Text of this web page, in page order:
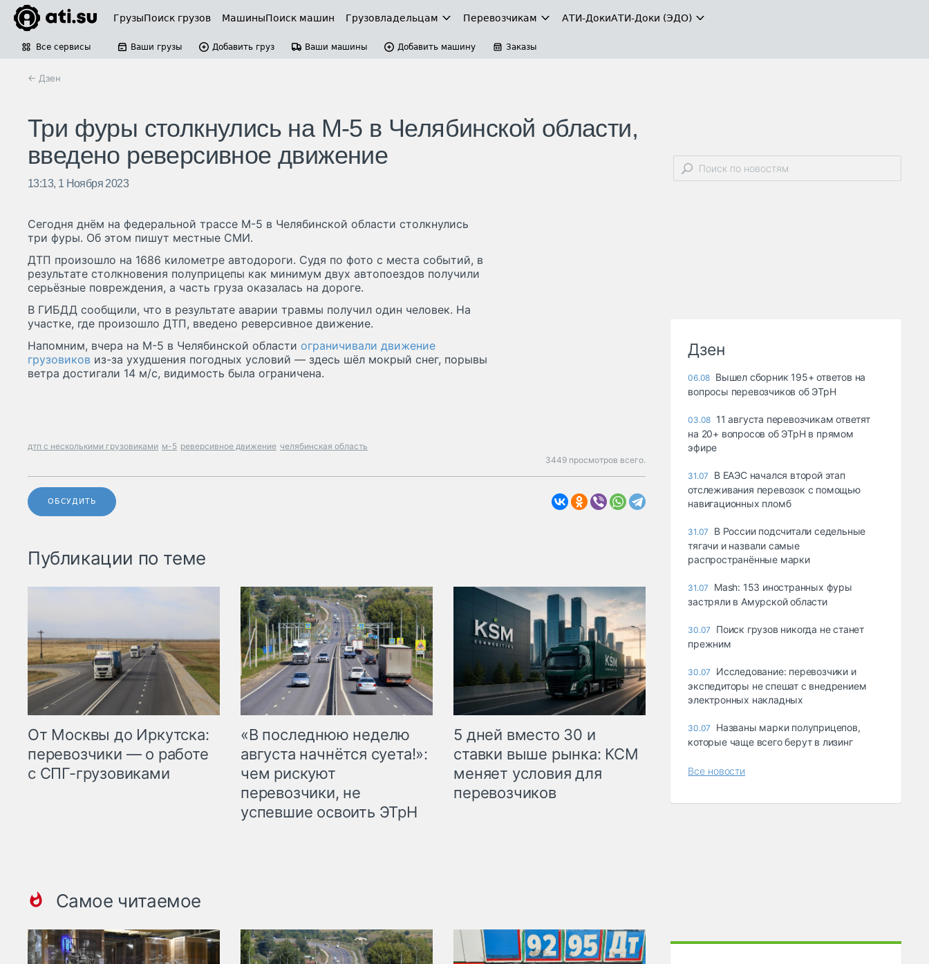
ГрузыПоиск грузов МашиныПоиск машин Грузовладельцам Перевозчикам АТИ-ДокиАТИ-Доки (ЭДО)
Все сервисы Ваши грузы Добавить груз Ваши машины Добавить машину Заказы
← Дзен
Три фуры столкнулись на М-5 в Челябинской области,
введено реверсивное движение
13:13, 1 Ноября 2023
Сегодня днём на федеральной трассе М-5 в Челябинской области столкнулись
три фуры. Об этом пишут местные СМИ.
ДТП произошло на 1686 километре автодороги. Судя по фото с места событий, в
результате столкновения полуприцепы как минимум двух автопоездов получили
серьёзные повреждения, а часть груза оказалась на дороге.
В ГИБДД сообщили, что в результате аварии травмы получил один человек. На
участке, где произошло ДТП, введено реверсивное движение.
Напомним, вчера на М-5 в Челябинской области ограничивали движение
грузовиков из-за ухудшения погодных условий — здесь шёл мокрый снег, порывы
ветра достигали 14 м/c, видимость была ограничена.
дтп с несколькими грузовиками м-5 реверсивное движение челябинская область
3449 просмотров всего.
ОБСУДИТЬ
Публикации по теме
От Москвы до Иркутска:
перевозчики — о работе
с СПГ-грузовиками
«В последнюю неделю
августа начнётся суета!»:
чем рискуют
перевозчики, не
успевшие освоить ЭТрН
5 дней вместо 30 и
ставки выше рынка: КСМ
меняет условия для
перевозчиков
Самое читаемое
Дзен
06.08 Вышел сборник 195+ ответов на
вопросы перевозчиков об ЭТрН
03.08 11 августа перевозчикам ответят
на 20+ вопросов об ЭТрН в прямом
эфире
31.07
В ЕАЭС начался второй этап
отслеживания перевозок с помощью
навигационных пломб
31.07
В России подсчитали седельные
тягачи и назвали самые
распространённые марки
31.07
Mash: 153 иностранных фуры
застряли в Амурской области
30.07
Поиск грузов никогда не станет
прежним
30.07
Исследование: перевозчики и
экспедиторы не спешат с внедрением
электронных накладных
30.07
Названы марки полуприцепов,
которые чаще всего берут в лизинг
Все новости